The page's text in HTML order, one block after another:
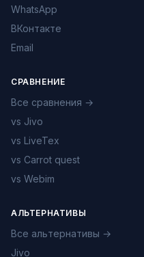
WhatsApp
ВКонтакте
Email
СРАВНЕНИЕ
Все сравнения →
vs Jivo
vs LiveTex
vs Carrot quest
vs Webim
АЛЬТЕРНАТИВЫ
Все альтернативы →
Jivo